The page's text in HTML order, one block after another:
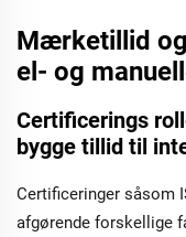
Mærketillid
el- og
Certificerings
bygge tillid til
Certificeringer såsom
afgørende forskellige